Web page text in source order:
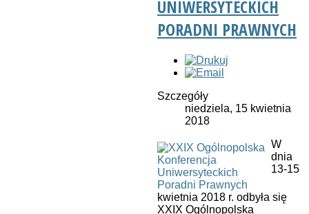
UNIWERSYTECKICH
PORADNI PRAWNYCH
Szczegóły
niedziela, 15 kwietnia
2018
W
dnia
13-15
kwietnia 2018 r. odbyła się
XXIX Ogólnopolska